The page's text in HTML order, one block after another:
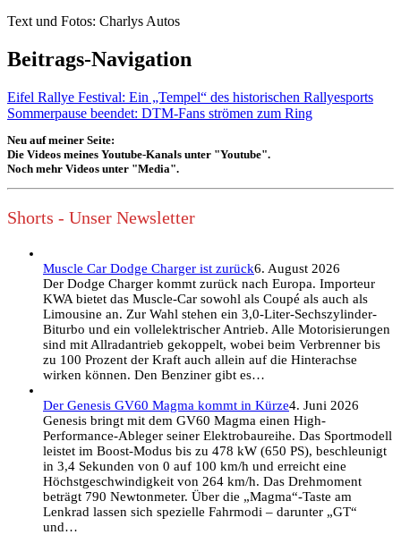
Text und Fotos: Charlys Autos
Beitrags-Navigation
Eifel Rallye Festival: Ein „Tempel“ des historischen Rallyesports
Sommerpause beendet: DTM-Fans strömen zum Ring
Neu auf meiner Seite:
Die Videos meines Youtube-Kanals unter "Youtube".
Noch mehr Videos unter "Media".
Shorts - Unser Newsletter
Muscle Car Dodge Charger ist zurück6. August 2026
Der Dodge Charger kommt zurück nach Europa. Importeur
KWA bietet das Muscle-Car sowohl als Coupé als auch als
Limousine an. Zur Wahl stehen ein 3,0-Liter-Sechszylinder-
Biturbo und ein vollelektrischer Antrieb. Alle Motorisierungen
sind mit Allradantrieb gekoppelt, wobei beim Verbrenner bis
zu 100 Prozent der Kraft auch allein auf die Hinterachse
wirken können. Den Benziner gibt es…
Der Genesis GV60 Magma kommt in Kürze4. Juni 2026
Genesis bringt mit dem GV60 Magma einen High-
Performance-Ableger seiner Elektrobaureihe. Das Sportmodell
leistet im Boost-Modus bis zu 478 kW (650 PS), beschleunigt
in 3,4 Sekunden von 0 auf 100 km/h und erreicht eine
Höchstgeschwindigkeit von 264 km/h. Das Drehmoment
beträgt 790 Newtonmeter. Über die „Magma“-Taste am
Lenkrad lassen sich spezielle Fahrmodi – darunter „GT“
und…